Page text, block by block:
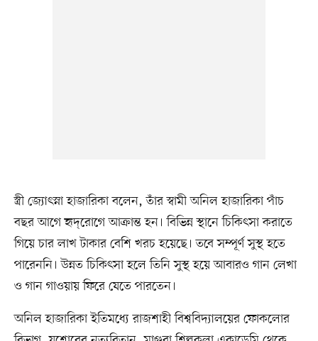
স্ত্রী জ্যোৎস্না হাজারিকা বলেন, তাঁর স্বামী অনিল হাজারিকা পাঁচ
বছর আগে হৃদ্‌রোগে আক্রান্ত হন। বিভিন্ন স্থানে চিকিৎসা করাতে
গিয়ে চার লাখ টাকার বেশি খরচ হয়েছে। তবে সম্পূর্ণ সুস্থ হতে
পারেননি। উন্নত চিকিৎসা হলে তিনি সুস্থ হয়ে আবারও গান লেখা
ও গান গাওয়ায় ফিরে যেতে পারতেন।
অনিল হাজারিকা ইতিমধ্যে রাজশাহী বিশ্ববিদ্যালয়ের ফোকলোর